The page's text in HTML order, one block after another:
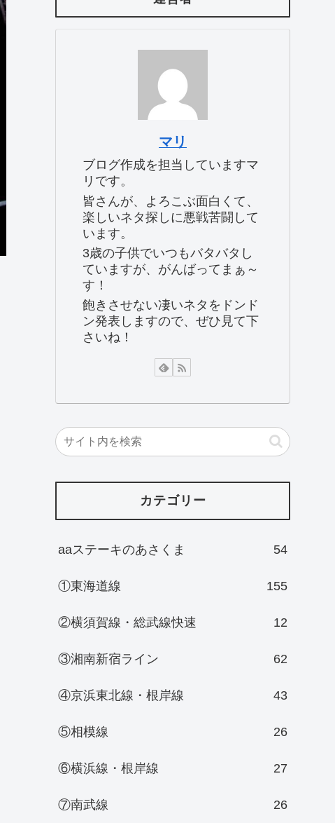
マリ
ブログ作成を担当していますマ
リです。
皆さんが、よろこぶ面白くて、
楽しいネタ探しに悪戦苦闘して
います。
3歳の子供でいつもバタバタし
ていますが、がんばってまぁ～
す！
飽きさせない凄いネタをドンド
ン発表しますので、ぜひ見て下
さいね！
カテゴリー
aaステーキのあさくま 54
①東海道線 155
②横須賀線・総武線快速 12
③湘南新宿ライン 62
④京浜東北線・根岸線 43
⑤相模線 26
⑥横浜線・根岸線 27
⑦南武線 26